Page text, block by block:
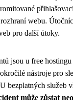
webu.
pro další útoky.
jsou u free
nástroje pro
bezplatných služeb
může zůstat